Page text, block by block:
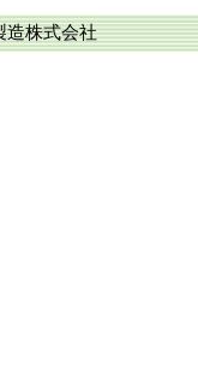
コネク
造株式会社